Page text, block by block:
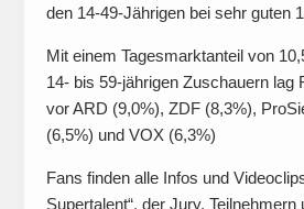
den 14-49-Jährigen bei sehr guten
Mit einem Tagesmarktanteil von
14- bis 59-jährigen Zuschauern lag
vor ARD (9,0%), ZDF (8,3%),
(6,5%) und VOX (6,3%)
Fans finden alle Infos und
Supertalent“, der Jury,